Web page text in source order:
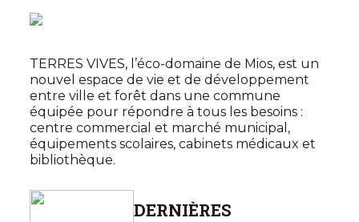
TERRES VIVES, l’éco-domaine de Mios, est un
nouvel espace de vie et de développement
entre ville et forêt dans une commune
équipée pour répondre à tous les besoins :
centre commercial et marché municipal,
équipements scolaires, cabinets médicaux et
bibliothèque.
DERNIÈRES